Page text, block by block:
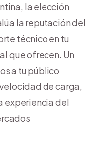
la elección
la reputación del
técnico en tu
que ofrecen. Un
a tu público
de carga,
experiencia del